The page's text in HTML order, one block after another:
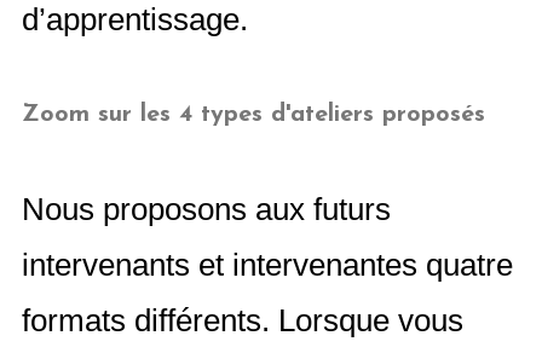
d’apprentissage.
Zoom sur les 4 types d'ateliers proposés
Nous proposons aux futurs
intervenants et intervenantes quatre
formats différents. Lorsque vous